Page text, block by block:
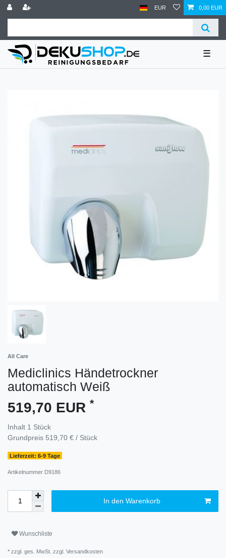
EUR 0,00 EUR
☰
All Care
Mediclinics Händetrockner
automatisch Weiß
519,70 EUR *
Inhalt 1 Stück
Grundpreis 519,70 € / Stück
Lieferzeit: 6-9 Tage
Artikelnummer D9186
In den Warenkorb
Wunschliste
* zzgl. ges. MwSt. zzgl. Versandkosten